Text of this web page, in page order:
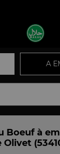
A
Boeuf à
Olivet